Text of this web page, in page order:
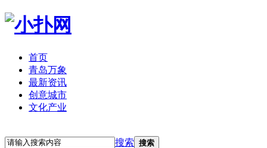
首页
青岛万象
最新资讯
创意城市
文化产业
搜索 搜索